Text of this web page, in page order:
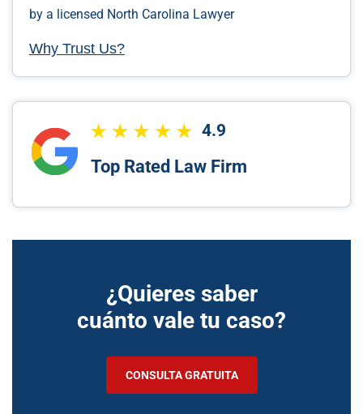
by a licensed North Carolina Lawyer
Why Trust Us?
4.9
Top Rated Law Firm
¿Quieres saber
cuánto vale tu caso?
CONSULTA GRATUITA